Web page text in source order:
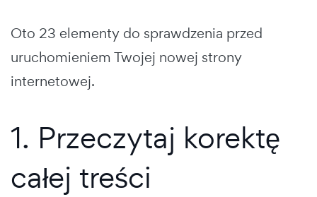
Oto 23 elementy do sprawdzenia przed
uruchomieniem Twojej nowej strony
internetowej.
1. Przeczytaj korektę
całej treści